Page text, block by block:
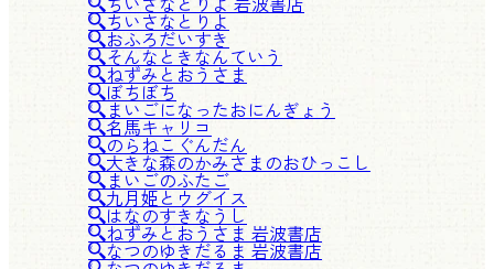
ちいさなとりよ
おふろだいすき
そんなときなんていう
ねずみとおうさま
ぼちぼち
まいごになったおにんぎょう
名馬キャリコ
のらねこぐんだん
大きな森のかみさまのおひっこし
まいごのふたご
九月姫とウグイス
はなのすきなうし
ねずみとおうさま 岩波書店
なつのゆきだるま 岩波書店